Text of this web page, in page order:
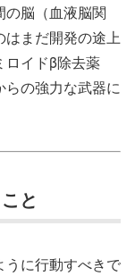
脳（血液脳関
まだ開発の途上
ロイドβ除去薬
らの強力な武器に
と
うに行動すべきで